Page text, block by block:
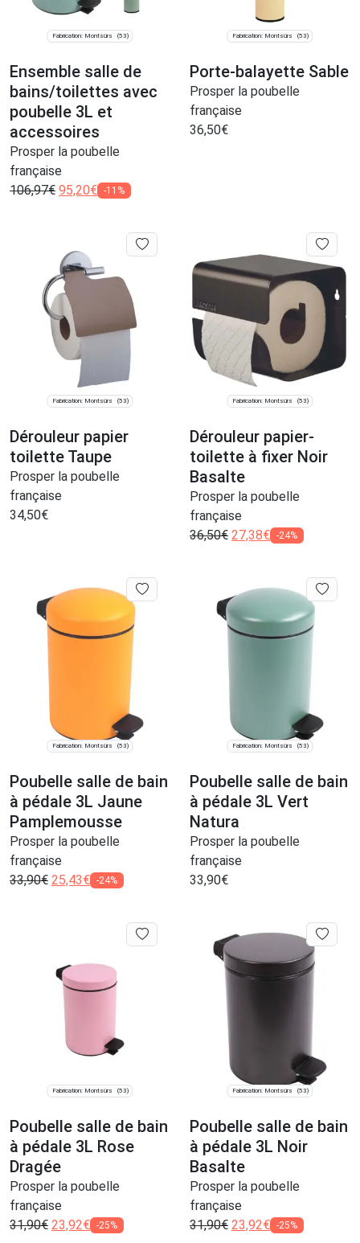
Fabrication: Montsûrs (53)
Ensemble salle de
bains/toilettes avec
poubelle 3L et
accessoires
Prosper la poubelle
française
106,97€ 95,20€ -11%
Fabrication: Montsûrs (53)
Porte-balayette Sable
Prosper la poubelle
française
36,50€
Fabrication: Montsûrs (53)
Dérouleur papier
toilette Taupe
Prosper la poubelle
française
34,50€
Fabrication: Montsûrs (53)
Dérouleur papier-
toilette à fixer Noir
Basalte
Prosper la poubelle
française
36,50€ 27,38€ -24%
Fabrication: Montsûrs (53)
Poubelle salle de bain
à pédale 3L Jaune
Pamplemousse
Prosper la poubelle
française
33,90€ 25,43€ -24%
Fabrication: Montsûrs (53)
Poubelle salle de bain
à pédale 3L Vert
Natura
Prosper la poubelle
française
33,90€
Fabrication: Montsûrs (53)
Poubelle salle de bain
à pédale 3L Rose
Dragée
Prosper la poubelle
française
31,90€ 23,92€ -25%
Fabrication: Montsûrs (53)
Poubelle salle de bain
à pédale 3L Noir
Basalte
Prosper la poubelle
française
31,90€ 23,92€ -25%